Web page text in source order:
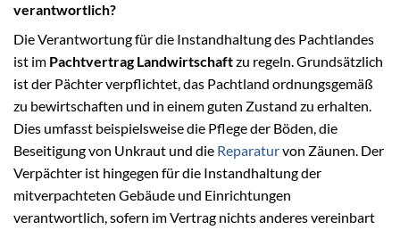
verantwortlich?
Die Verantwortung für die Instandhaltung des Pachtlandes
ist im Pachtvertrag Landwirtschaftzu regeln. Grundsätzlich
ist der Pächter verpflichtet, das Pachtland ordnungsgemäß
zu bewirtschaften und in einem guten Zustand zu erhalten.
Dies umfasst beispielsweise die Pflege der Böden, die
Beseitigung von Unkraut und die Reparaturvon Zäunen. Der
Verpächter ist hingegen für die Instandhaltung der
mitverpachteten Gebäude und Einrichtungen
verantwortlich, sofern im Vertrag nichts anderes vereinbart